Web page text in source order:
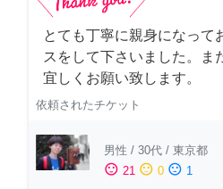
とても丁寧に親身になって
スをして下さいました。ま
宜しくお願い致します。
依頼されたチケット
男性 / 30代 / 東京都
sentiment_satisfied 21 sentiment_neutral 0 sentiment_dissatisfied 1